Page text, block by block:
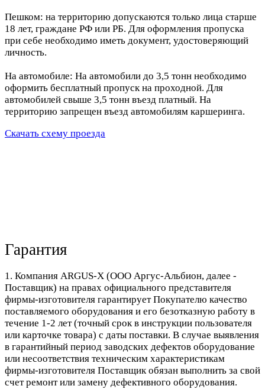
Пешком: на территорию допускаются только лица старше
18 лет, граждане РФ или РБ. Для оформления пропуска
при себе необходимо иметь документ, удостоверяющий
личность.
На автомобиле: На автомобили до 3,5 тонн необходимо
оформить бесплатный пропуск на проходной. Для
автомобилей свыше 3,5 тонн въезд платный. На
территорию запрещен въезд автомобилям каршеринга.
Скачать схему проезда
Гарантия
1. Компания ARGUS-X (ООО Аргус-Альбион, далее -
Поставщик) на правах официального представителя
фирмы-изготовителя гарантирует Покупателю качество
поставляемого оборудования и его безотказную работу в
течение 1-2 лет (точный срок в инструкции пользователя
или карточке товара) с даты поставки. В случае выявления
в гарантийный период заводских дефектов оборудование
или несоответствия техническим характеристикам
фирмы-изготовителя Поставщик обязан выполнить за свой
счет ремонт или замену дефективного оборудования.